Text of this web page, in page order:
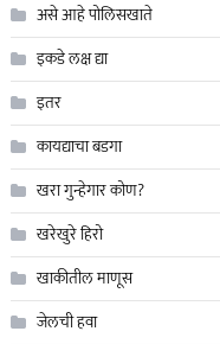
असे आहे पोलिसखाते
इकडे लक्ष द्या
इतर
कायद्याचा बडगा
खरा गुन्हेगार कोण?
खरेखुरे हिरो
खाकीतील माणूस
जेलची हवा